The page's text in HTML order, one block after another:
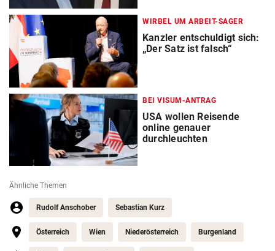
WIRBEL UM ARBEIT-SAGER
Kanzler entschuldigt sich:
„Der Satz ist falsch“
BEI VISUM-ANTRAG
USA wollen Reisende
online genauer
durchleuchten
Ähnliche Themen
Rudolf Anschober Sebastian Kurz
Österreich Wien Niederösterreich Burgenland